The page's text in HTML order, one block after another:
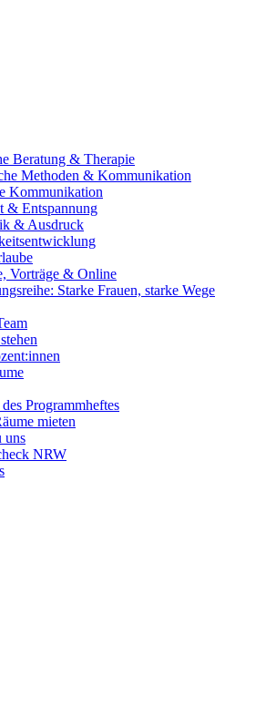
Beratung & Therapie
Methoden & Kommunikation
Kommunikation
& Entspannung
& Ausdruck
Vorträge & Online
Starke Frauen, starke Wege
Programmheftes
mieten
uns
NRW